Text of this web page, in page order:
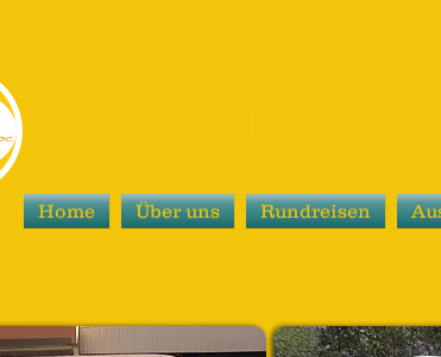
Home Über uns Rundreisen